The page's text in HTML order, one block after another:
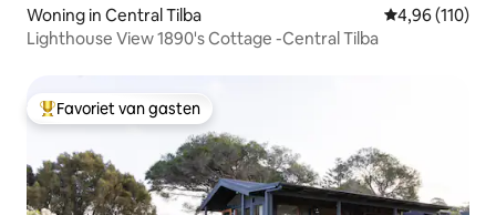
Woning in Central Tilba Gemiddelde
4,96 (110)
Lighthouse View 1890's Cottage -Central Tilba
Topfavoriet van gasten
Favoriet van gasten